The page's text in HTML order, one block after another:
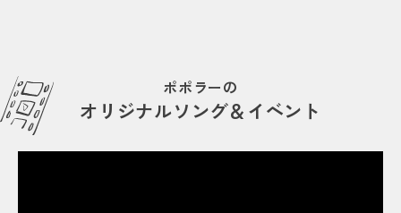
ポポラーの
オリジナルソング＆イベント